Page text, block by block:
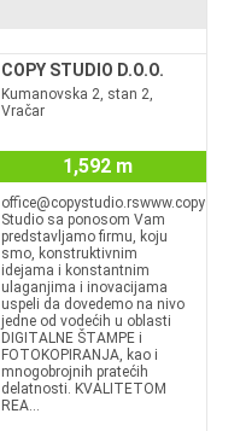
COPY STUDIO D.O.O.
Kumanovska 2, stan 2,
Vračar
1,592 m
Studio sa ponosom Vam
predstavljamo firmu, koju
smo, konstruktivnim
idejama i konstantnim
ulaganjima i inovacijama
uspeli da dovedemo na nivo
jedne od vodećih u oblasti
DIGITALNE ŠTAMPE i
FOTOKOPIRANJA, kao i
mnogobrojnih pratećih
delatnosti. KVALITETOM
REA...